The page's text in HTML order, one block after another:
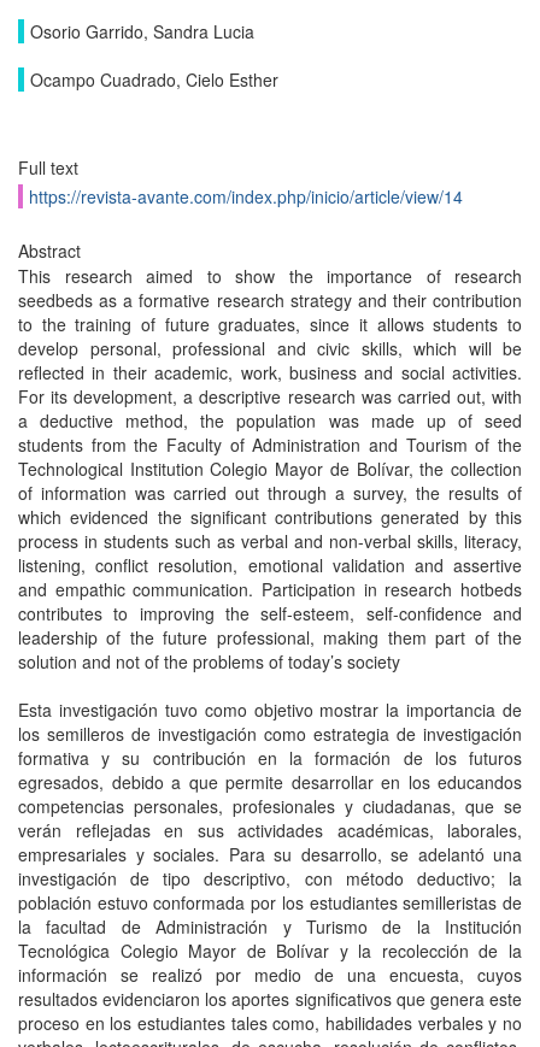
Osorio Garrido, Sandra Lucia
Ocampo Cuadrado, Cielo Esther
Full text
https://revista-avante.com/index.php/inicio/article/view/14
Abstract
This research aimed to show the importance of research
seedbeds as a formative research strategy and their contribution
to the training of future graduates, since it allows students to
develop personal, professional and civic skills, which will be
reflected in their academic, work, business and social activities.
For its development, a descriptive research was carried out, with
a deductive method, the population was made up of seed
students from the Faculty of Administration and Tourism of the
Technological Institution Colegio Mayor de Bolívar, the collection
of information was carried out through a survey, the results of
which evidenced the significant contributions generated by this
process in students such as verbal and non-verbal skills, literacy,
listening, conflict resolution, emotional validation and assertive
and empathic communication. Participation in research hotbeds
contributes to improving the self-esteem, self-confidence and
leadership of the future professional, making them part of the
solution and not of the problems of today’s society
Esta investigación tuvo como objetivo mostrar la importancia de
los semilleros de investigación como estrategia de investigación
formativa y su contribución en la formación de los futuros
egresados, debido a que permite desarrollar en los educandos
competencias personales, profesionales y ciudadanas, que se
verán reflejadas en sus actividades académicas, laborales,
empresariales y sociales. Para su desarrollo, se adelantó una
investigación de tipo descriptivo, con método deductivo; la
población estuvo conformada por los estudiantes semilleristas de
la facultad de Administración y Turismo de la Institución
Tecnológica Colegio Mayor de Bolívar y la recolección de la
información se realizó por medio de una encuesta, cuyos
resultados evidenciaron los aportes significativos que genera este
proceso en los estudiantes tales como, habilidades verbales y no